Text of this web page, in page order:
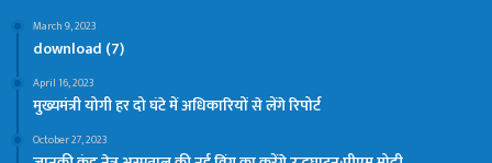
March 9, 2023
download (7)
April 16, 2023
मुख्यमंत्री योगी हर दो घंटे में अधिकारियों से लेंगे रिपोर्ट
October 27, 2023